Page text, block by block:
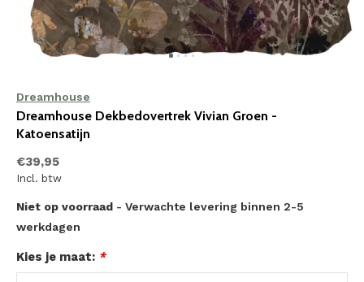
Dreamhouse
Dreamhouse Dekbedovertrek Vivian Groen -
Katoensatijn
€39,95
Incl. btw
Niet op voorraad - Verwachte levering binnen 2-5
werkdagen
Kies je maat: *